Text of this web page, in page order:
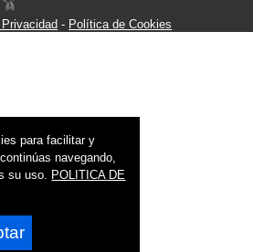
- Política de Cookies
para facilitar y
navegando,
su uso. POLITICA DE